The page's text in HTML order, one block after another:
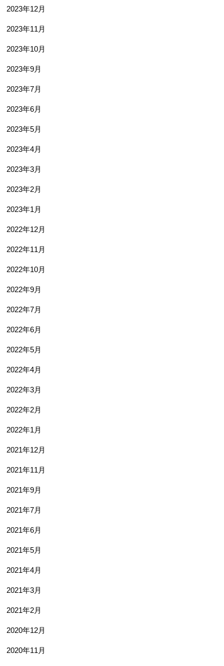
2023年12月
2023年11月
2023年10月
2023年9月
2023年7月
2023年6月
2023年5月
2023年4月
2023年3月
2023年2月
2023年1月
2022年12月
2022年11月
2022年10月
2022年9月
2022年7月
2022年6月
2022年5月
2022年4月
2022年3月
2022年2月
2022年1月
2021年12月
2021年11月
2021年9月
2021年7月
2021年6月
2021年5月
2021年4月
2021年3月
2021年2月
2020年12月
2020年11月